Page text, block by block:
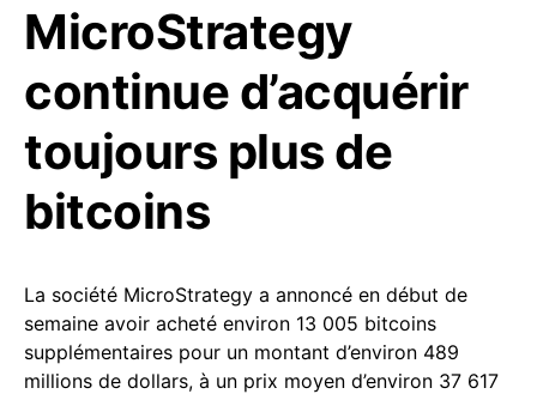
MicroStrategy
continue d’acquérir
toujours plus de
bitcoins
La société MicroStrategy a annoncé en début de
semaine avoir acheté environ 13 005 bitcoins
supplémentaires pour un montant d’environ 489
millions de dollars, à un prix moyen d’environ 37 617